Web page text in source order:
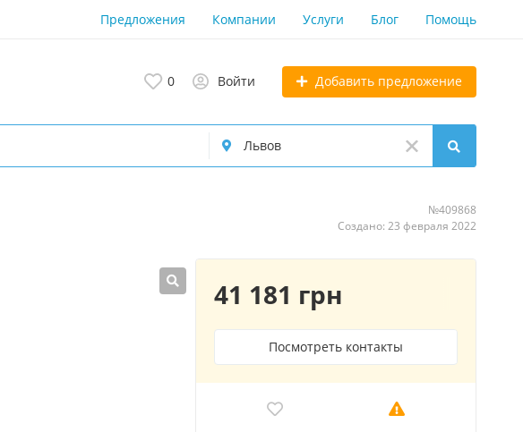
Предложения Компании Услуги Блог Помощь
0 Войти Добавить предложение
№409868
Создано: 23 февраля 2022
41 181 грн
Посмотреть контакты